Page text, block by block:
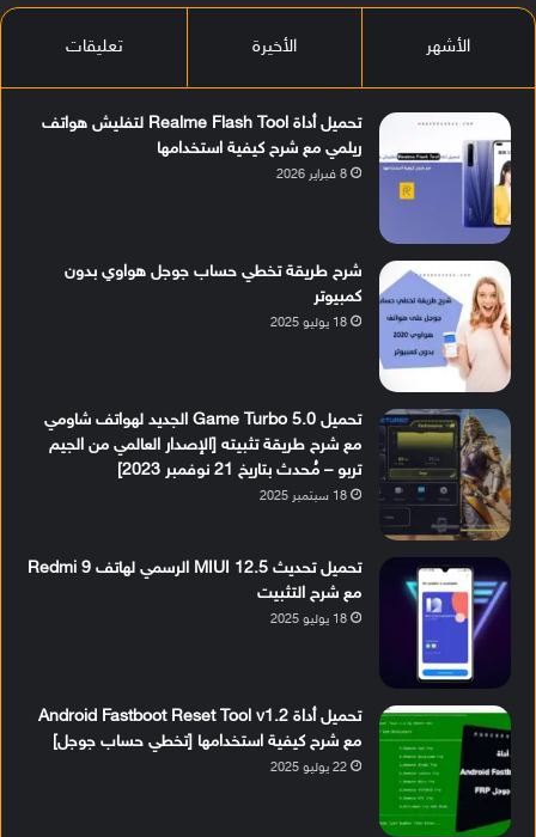
الأشهر الأخيرة تعليقات
تحميل أداة Realme Flash Tool لتفليش هواتف
ريلمي مع شرح كيفية استخدامها
8 فبراير 2026
شرح طريقة تخطي حساب جوجل هواوي بدون
كمبيوتر
18 يوليو 2025
تحميل Game Turbo 5.0 الجديد لهواتف شاومي
مع شرح طريقة تثبيته [الإصدار العالمي من الجيم
تربو – مُحدث بتاريخ 21 نوفمبر 2023]
18 سبتمبر 2025
تحميل تحديث MIUI 12.5 الرسمي لهاتف Redmi 9
مع شرح التثبيت
18 يوليو 2025
تحميل أداة Android Fastboot Reset Tool v1.2
مع شرح كيفية استخدامها [تخطي حساب جوجل]
22 يوليو 2025